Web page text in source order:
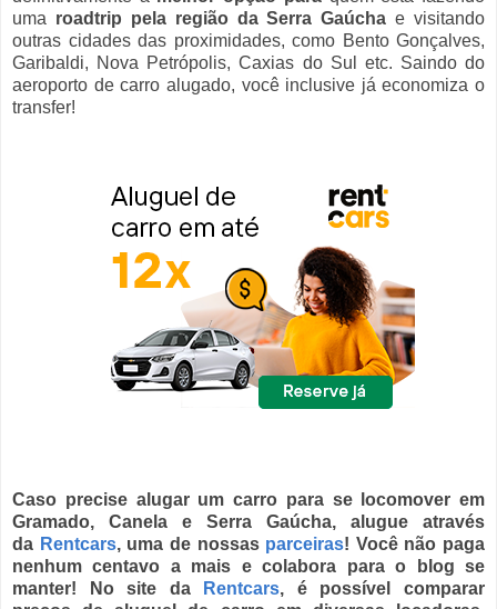
uma roadtrip pela região da Serra Gaúchae visitando
outras cidades das proximidades, como Bento Gonçalves,
Garibaldi, Nova Petrópolis, Caxias do Sul etc. Saindo do
aeroporto de carro alugado, você inclusive já economiza o
transfer!
Caso precise alugar um carro para se locomover em
Gramado, Canela e Serra Gaúcha, alugue através
da Rentcars, uma de nossas parceiras! Você não paga
nenhum centavo a mais e colabora para o blog se
manter! No site da
Rentcars, é possível comparar